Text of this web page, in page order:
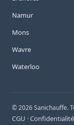
Namur
Mons
Wavre
Waterloo
©2026Sanichauffe.
CGU ·Confidentialité